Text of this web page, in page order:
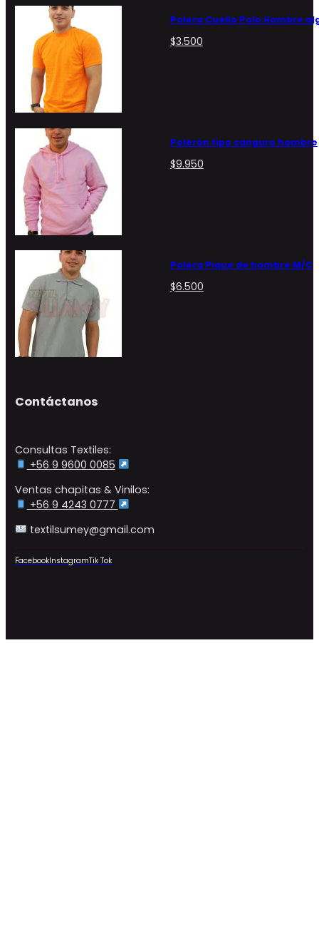
Polera Cuello Polo Hombre
$3.500
Polerón tipo canguro hombre
$9.950
Polera Pique de hombre M/C
$6.500
Contáctanos
Consultas Textiles:
+56 9 9600 0085
Ventas chapitas & Vinilos:
+56 9 4243 0777
textilsumey@gmail.com
FacebookInstagramTik Tok